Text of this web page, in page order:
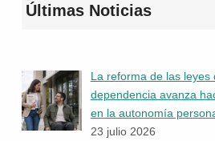
Últimas Noticias
La reforma de las leyes
dependencia avanza
en la autonomía
23 julio 2026